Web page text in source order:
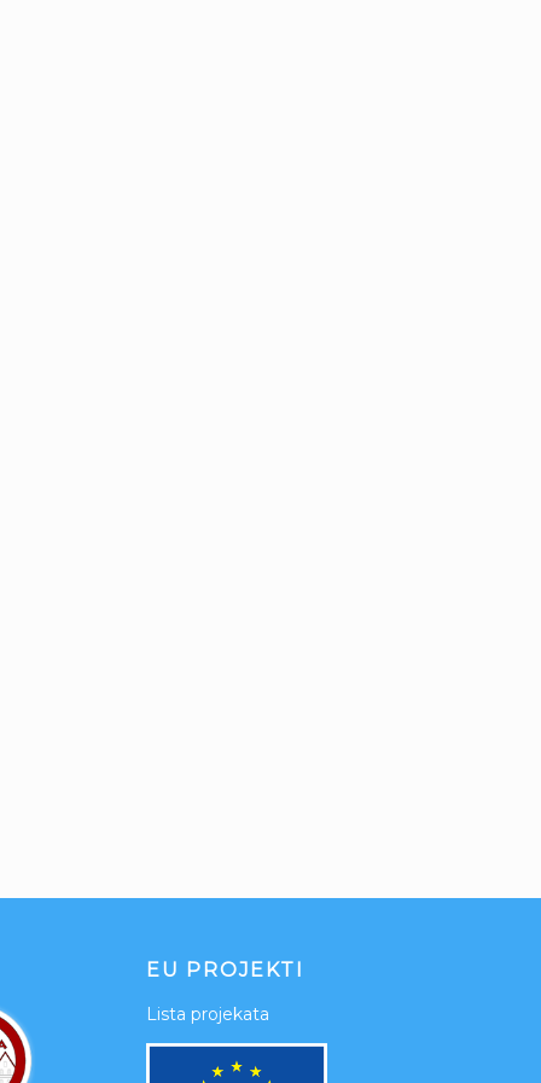
EU PROJEKTI
Lista projekata